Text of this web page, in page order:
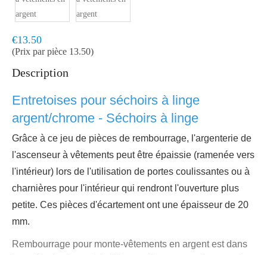
Livraison rapide, en 1 à 2 jours ouvrés
€13.50
(Prix par pièce 13.50)
Description
Entretoises pour séchoirs à linge
argent/chrome - Séchoirs à linge
Grâce à ce jeu de pièces de rembourrage, l'argenterie de
l'ascenseur à vêtements peut être épaissie (ramenée vers
l'intérieur) lors de l'utilisation de portes coulissantes ou à
charnières pour l'intérieur qui rendront l'ouverture plus
petite. Ces pièces d'écartement ont une épaisseur de 20
mm.
Rembourrage pour monte-vêtements en argent est dans